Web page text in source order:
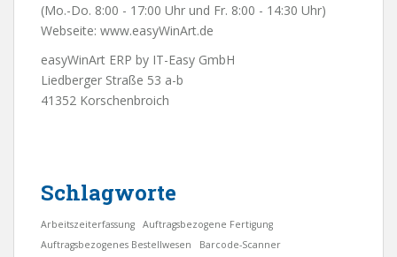
(Mo.-Do. 8:00 - 17:00 Uhr und Fr. 8:00 - 14:30 Uhr)
Webseite: www.easyWinArt.de
easyWinArt ERP by IT-Easy GmbH
Liedberger Straße 53 a-b
41352 Korschenbroich
Schlagworte
Arbeitszeiterfassung
Auftragsbezogene Fertigung
Auftragsbezogenes Bestellwesen
Barcode-Scanner